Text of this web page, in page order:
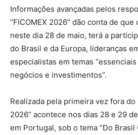
Informações avançadas pelos
“FICOMEX 2026” dão conta de
neste dia 28 de maio, terá a
do Brasil e da Europa, lideranças
especialistas em temas
negócios e investimentos”.
Realizada pela primeira vez fora do
2026” acontece nos dias 28 e 29
em Portugal, sob o tema “Do Brasil